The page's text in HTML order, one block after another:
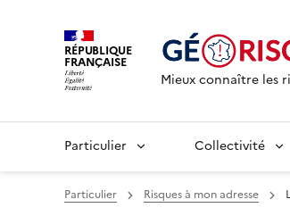
RÉPUBLIQUE
FRANÇAISE
Mieux connaître les
Particulier Collectivité
Particulier Risques à mon adresse